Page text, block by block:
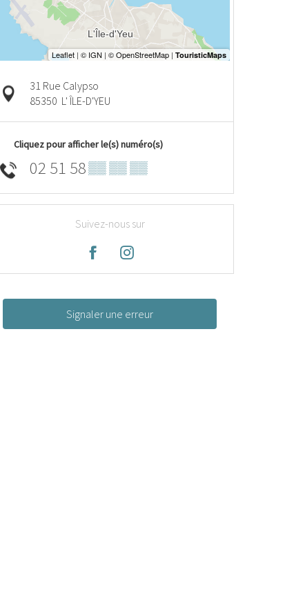
31 Rue Calypso
85350 L' ÎLE-D'YEU
Cliquez pour afficher le(s) numéro(s)
02 51 58▒▒ ▒▒ ▒▒
Suivez-nous sur
Signaler une erreur